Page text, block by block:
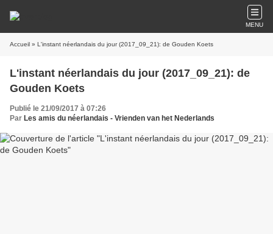
MENU
Accueil » L'instant néerlandais du jour (2017_09_21): de Gouden Koets
L'instant néerlandais du jour (2017_09_21): de
Gouden Koets
Publié le 21/09/2017 à 07:26
Par Les amis du néerlandais - Vrienden van het Nederlands